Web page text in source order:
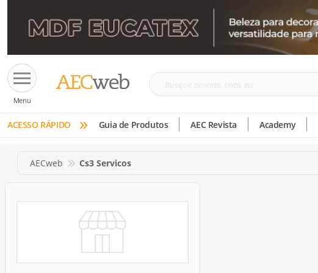
Menu
Busque
tinta,
etc
ACESSO RÁPIDO » Guia de Produtos AEC Revista Academy
AECweb Cs3 Servicos